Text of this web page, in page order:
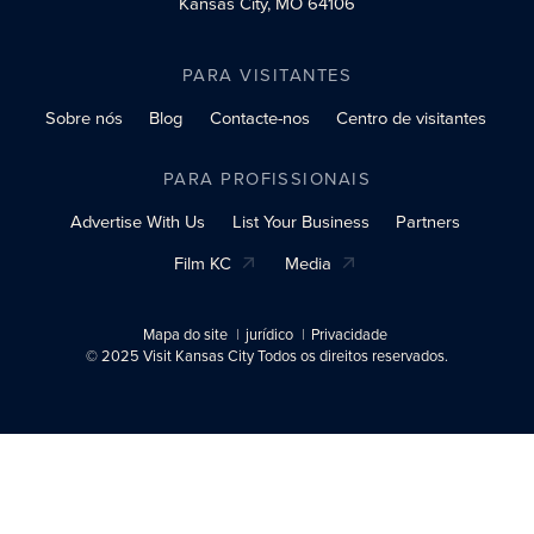
PARA VISITANTES
Sobre nós
Blog Contacte-nos Centro de visitantes
PARA PROFISSIONAIS
Advertise With Us
List Your Business
Partners
Film KC
Media
Mapa do site jurídico
Privacidade
© 2025 Visit Kansas City Todos os direitos reservados.